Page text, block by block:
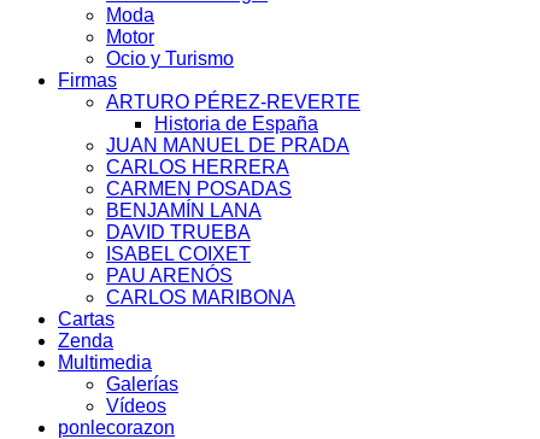
Moda
Motor
Ocio y Turismo
Firmas
ARTURO PÉREZ-REVERTE
Historia de España
JUAN MANUEL DE PRADA
CARLOS HERRERA
CARMEN POSADAS
BENJAMÍN LANA
DAVID TRUEBA
ISABEL COIXET
PAU ARENÓS
CARLOS MARIBONA
Cartas
Zenda
Multimedia
Galerías
Vídeos
ponlecorazon